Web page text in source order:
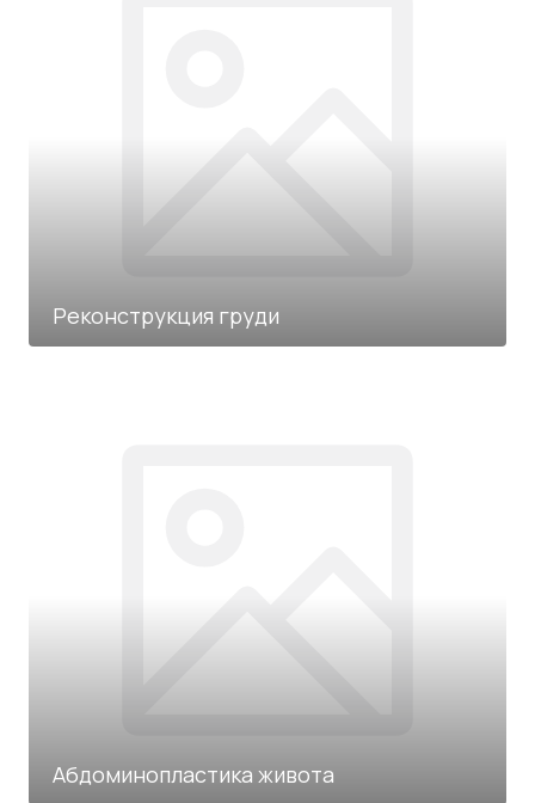
Реконструкция груди
Абдоминопластика живота